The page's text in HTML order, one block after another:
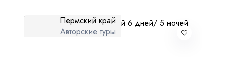
Пермский край
Авторские туры